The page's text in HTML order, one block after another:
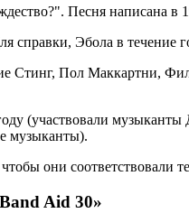
Песня
Эбола в течение
Стинг, Пол Маккартни,
(участвовали
музыканты).
они соответствовали
Aid 30»